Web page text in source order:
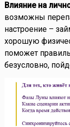
Влияние на
возможны
настроение –
хорошую
поможет
безусловно,